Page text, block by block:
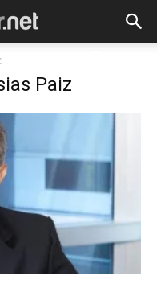
Paiz